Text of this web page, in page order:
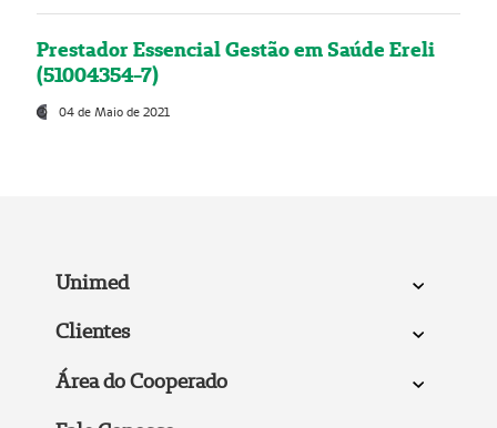
Prestador Essencial Gestão em Saúde Ereli
(51004354-7)
04 de Maio de 2021
Unimed
Clientes
Área do Cooperado